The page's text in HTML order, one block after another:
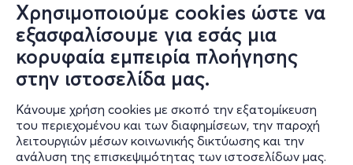
Χρησιμοποιούμε cookies ώστε να
εξασφαλίσουμε για εσάς μια
κορυφαία εμπειρία πλοήγησης
στην ιστοσελίδα μας.
Κάνουμε χρήση cookies με σκοπό την εξατομίκευση
του περιεχομένου και των διαφημίσεων, την παροχή
λειτουργιών μέσων κοινωνικής δικτύωσης και την
ανάλυση της επισκεψιμότητας των ιστοσελίδων μας.
Πληροφορίες
Υποστήριξη
Stay Connected